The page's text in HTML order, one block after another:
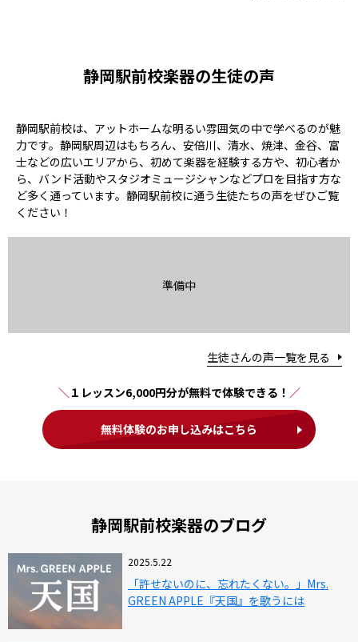
静岡駅前校楽器の生徒の声
静岡駅前校は、アットホームな明るい雰囲気の中で学べるのが魅
力です。静岡駅周辺はもちろん、安倍川、清水、焼津、金谷、富
士などの広いエリアから、初めて楽器を経験する方や、初心者か
ら、バンド活動やスタジオミュージシャンなどプロを目指す方な
ど多く通っています。静岡駅前校に通う生徒たちの声をぜひご覧
ください！
準備中
生徒さんの声一覧を見る
１レッスン6,000円分が無料で体験できる！
無料体験のお申し込みはこちら
静岡駅前校楽器のブログ
2025.5.22
「許せないのに、忘れたくない。」Mrs.
GREEN APPLE『天国』を歌うには